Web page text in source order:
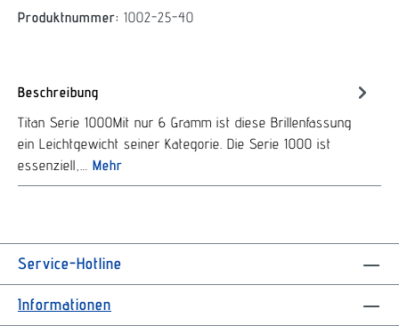
Produktnummer: 1002-25-40
Beschreibung
Titan Serie 1000Mit nur 6 Gramm ist diese Brillenfassung
ein Leichtgewicht seiner Kategorie. Die Serie 1000 ist
essenziell,… Mehr
Service-Hotline
Informationen